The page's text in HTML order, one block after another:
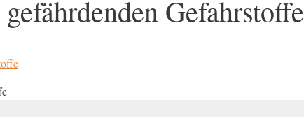
Gefahrstoffe